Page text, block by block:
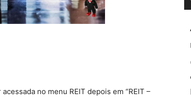
no menu REIT depois em “REIT –